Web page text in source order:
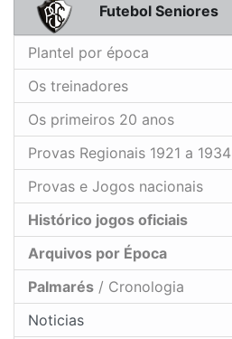
Futebol Seniores
Plantel por época
Os treinadores
Os primeiros 20 anos
Provas Regionais 1921 a 1934
Provas e Jogos nacionais
Histórico jogos oficiais
Arquivos por Época
Palmarés / Cronologia
Noticias